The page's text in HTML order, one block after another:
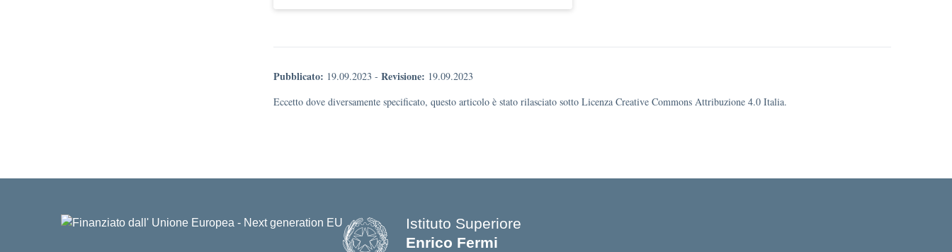
Pubblicato: 19.09.2023 - Revisione: 19.09.2023
Eccetto dove diversamente specificato, questo articolo è stato rilasciato sotto Licenza Creative Commons Attribuzione 4.0 Italia.
Istituto Superiore
Enrico Fermi